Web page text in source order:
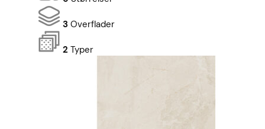
3 Overflader
2 Typer